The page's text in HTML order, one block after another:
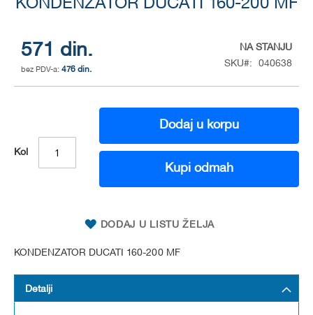
KONDENZATOR DUCATI 160-200 MF
571 din.
476 din.
NA STANJU
SKU
040638
Kol
Dodaj u korpu
Kupi odmah
DODAJ U LISTU ŽELJA
KONDENZATOR DUCATI 160-200 MF
of
the
images
gallery
Detalji